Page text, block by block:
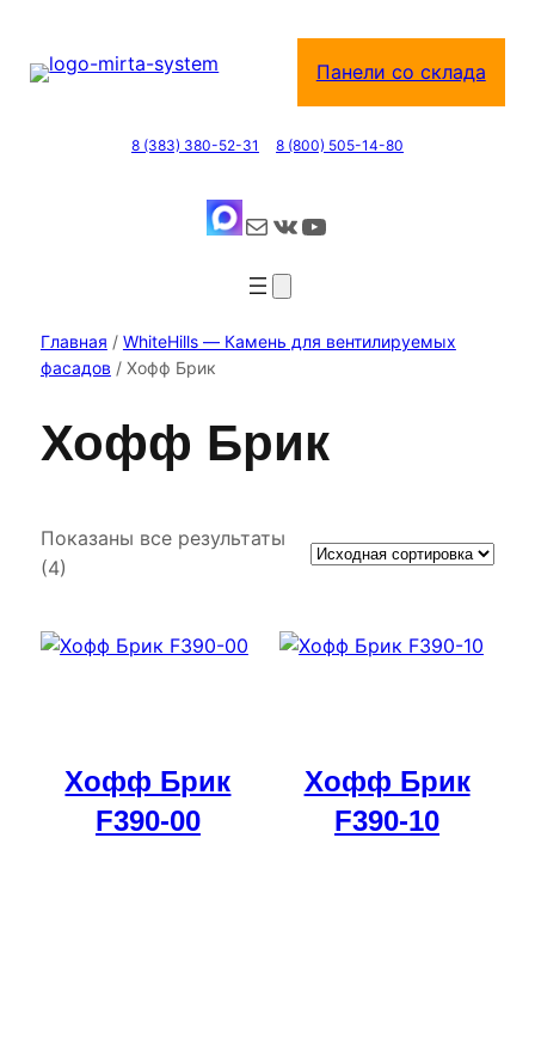
содержимому
Панели со склада
8 (383) 380-52-31 8 (800) 505-14-80
Почта ВКонтакте YouTube
Главная / WhiteHills — Камень для вентилируемых
фасадов / Хофф Брик
Хофф Брик
Показаны все результаты
(4)
Хофф Брик
F390-00
Хофф Брик
F390-10